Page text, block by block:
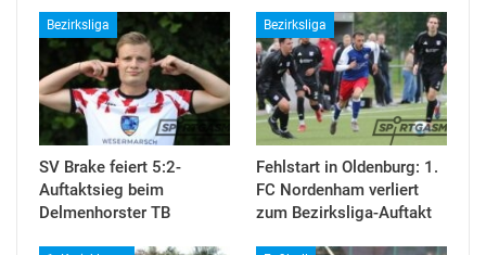
Bezirksliga
SV Brake feiert 5:2-
Auftaktsieg beim
Delmenhorster TB
Bezirksliga
Fehlstart in Oldenburg: 1.
FC Nordenham verliert
zum Bezirksliga-Auftakt